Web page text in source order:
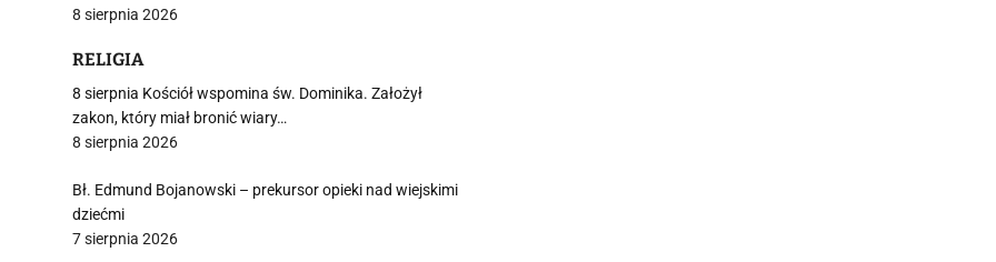
8 sierpnia 2026
RELIGIA
8 sierpnia Kościół wspomina św. Dominika. Założył
zakon, który miał bronić wiary…
8 sierpnia 2026
Bł. Edmund Bojanowski – prekursor opieki nad wiejskimi
dziećmi
7 sierpnia 2026